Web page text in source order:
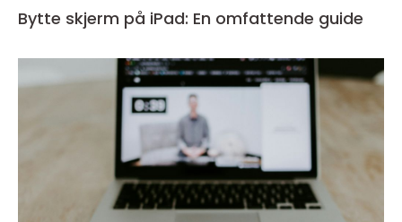
Bytte skjerm på iPad: En omfattende guide